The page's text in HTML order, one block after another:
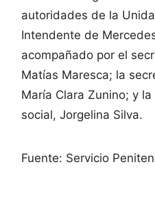
autoridades de la
Intendente de
acompañado por el
Matías Maresca; la
María Clara Zunino; y
social, Jorgelina Silva.
Fuente: Servicio